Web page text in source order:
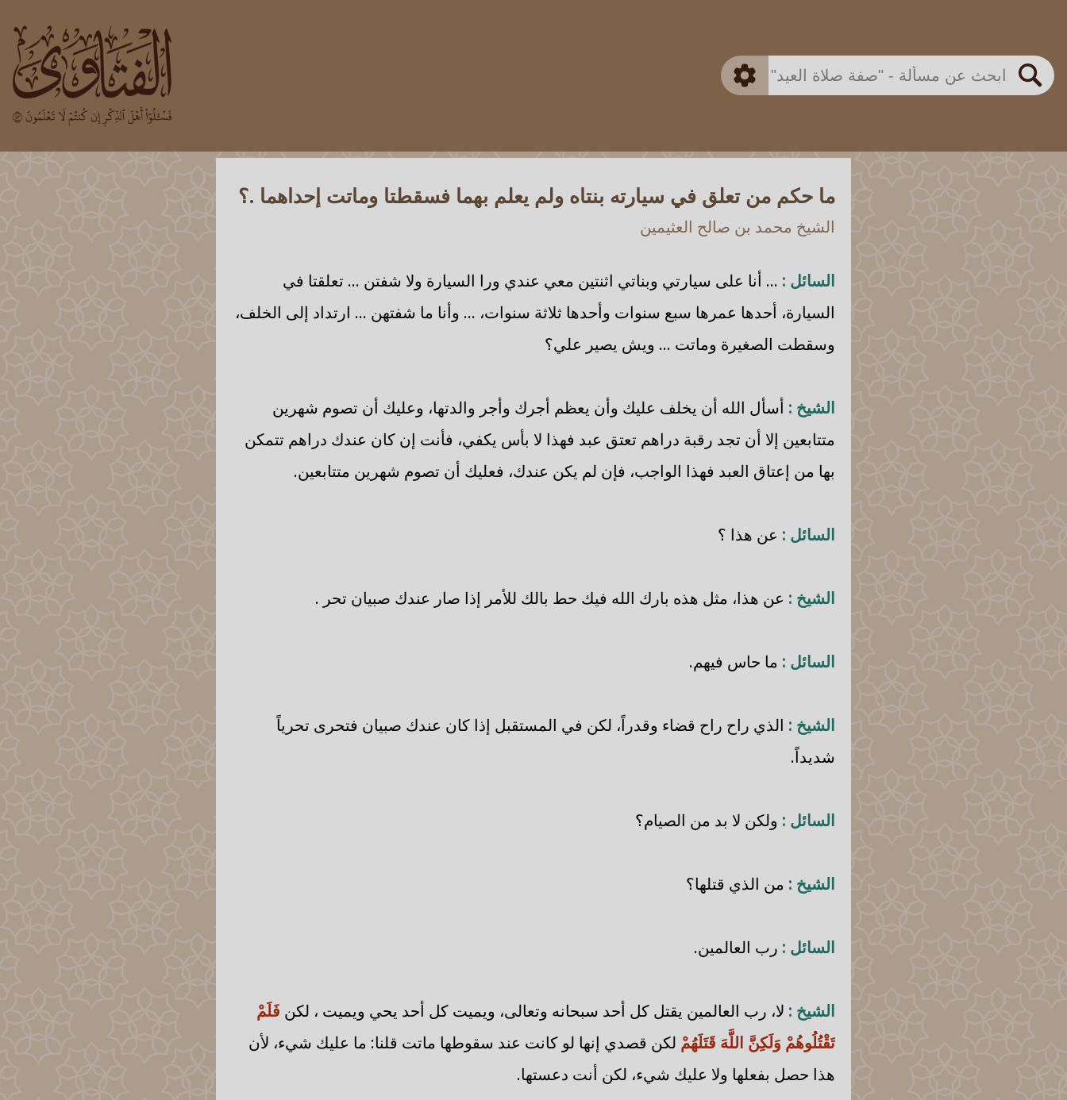
بحث
اللجنة الدائمة
متقدم
ما حكم من تعلق في سيارته بنتاه ولم يعلم بهما فسقطتا وماتت إحداهما .؟
الشيخ محمد بن صالح العثيمين
السائل : ... أنا على سيارتي وبناتي اثنتين معي عندي ورا السيارة ولا شفتن ... تعلقتا في
السيارة، أحدها عمرها سبع سنوات وأحدها ثلاثة سنوات، ... وأنا ما شفتهن ... ارتداد إلى الخلف،
وسقطت الصغيرة وماتت ... ويش يصير علي؟
الشيخ : أسأل الله أن يخلف عليك وأن يعظم أجرك وأجر والدتها، وعليك أن تصوم شهرين
متتابعين إلا أن تجد رقبة دراهم تعتق عبد فهذا لا بأس يكفي، فأنت إن كان عندك دراهم تتمكن
بها من إعتاق العبد فهذا الواجب، فإن لم يكن عندك، فعليك أن تصوم شهرين متتابعين.
السائل : عن هذا ؟
الشيخ : عن هذا، مثل هذه بارك الله فيك حط بالك للأمر إذا صار عندك صبيان تحر .
السائل : ما حاس فيهم.
الشيخ : الذي راح راح قضاء وقدراً، لكن في المستقبل إذا كان عندك صبيان فتحرى تحرياً
شديداً.
السائل : ولكن لا بد من الصيام؟
الشيخ : من الذي قتلها؟
السائل : رب العالمين.
الشيخ : لا، رب العالمين يقتل كل أحد سبحانه وتعالى، ويميت كل أحد يحي ويميت ، لكن فَلَمْ
تَقْتُلُوهُمْ وَلَكِنَّ اللَّهَ قَتَلَهُمْ لكن قصدي إنها لو كانت عند سقوطها ماتت قلنا: ما عليك شيء، لأن
هذا حصل بفعلها ولا عليك شيء، لكن أنت دعستها.